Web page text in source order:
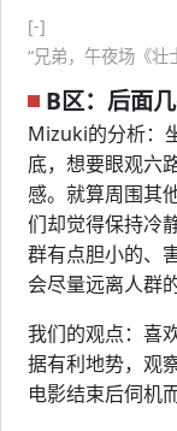
[-]
“兄弟，午夜场《壮
B区：后面
Mizuki的分析：
底，想要眼观六
感。就算周围其
们却觉得保持冷
群有点胆小的、
会尽量远离人群
我们的观点：喜
据有利地势，观
电影结束后伺机